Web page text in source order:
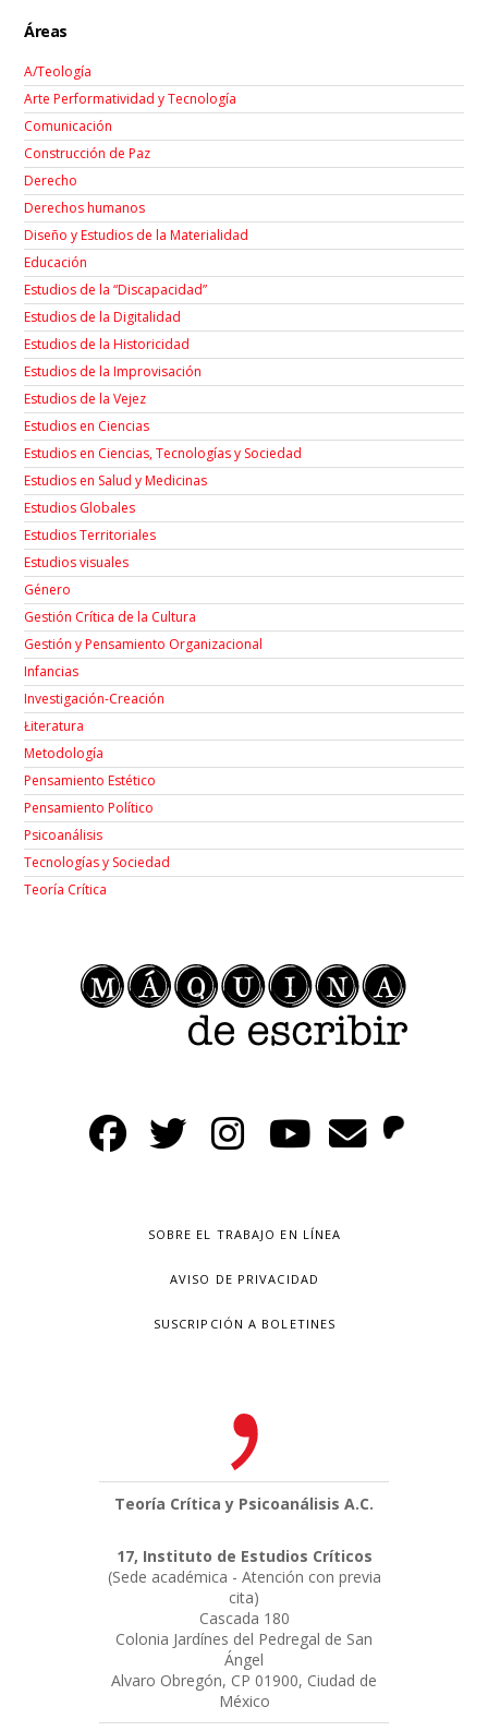
Áreas
A/Teología
Arte Performatividad y Tecnología
Comunicación
Construcción de Paz
Derecho
Derechos humanos
Diseño y Estudios de la Materialidad
Educación
Estudios de la “Discapacidad”
Estudios de la Digitalidad
Estudios de la Historicidad
Estudios de la Improvisación
Estudios de la Vejez
Estudios en Ciencias
Estudios en Ciencias, Tecnologías y Sociedad
Estudios en Salud y Medicinas
Estudios Globales
Estudios Territoriales
Estudios visuales
Género
Gestión Crítica de la Cultura
Gestión y Pensamiento Organizacional
Infancias
Investigación-Creación
Łiteratura
Metodología
Pensamiento Estético
Pensamiento Político
Psicoanálisis
Tecnologías y Sociedad
Teoría Crítica
SOBRE EL TRABAJO EN LÍNEA
AVISO DE PRIVACIDAD
SUSCRIPCIÓN A BOLETINES
Teoría Crítica y Psicoanálisis A.C.
17, Instituto de Estudios Críticos
(Sede académica - Atención con previa
cita)
Cascada 180
Colonia Jardínes del Pedregal de San
Ángel
Alvaro Obregón, CP 01900, Ciudad de
México